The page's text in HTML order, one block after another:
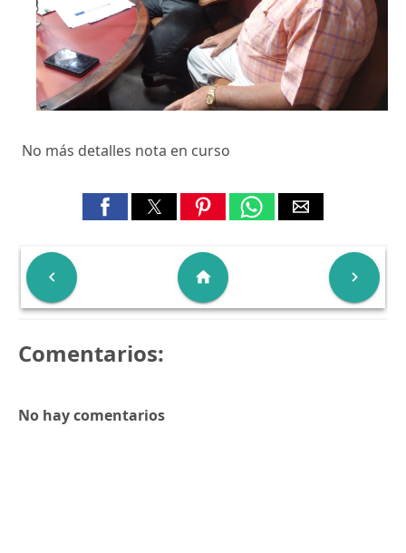
No más detalles nota en curso
 
home
Comentarios:
No hay comentarios